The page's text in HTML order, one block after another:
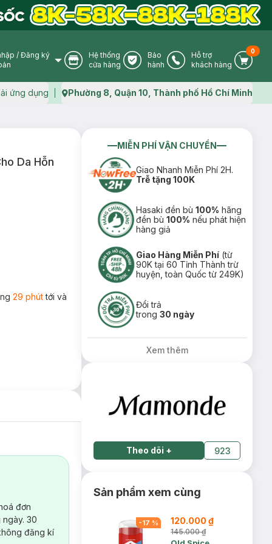
User Icon
/ Đăng ký
Store Icon
Hệ thống
cửa hàng
Warranty Icon
Bảo
hành
Phone Icon
Hỗ trợ
khách hàng
Cart
0
ứng dụng Map icon
Phường 8, Quận 10, Thành phố Hồ Chí Minh
Da Hỗn
29 phúttới và
đơn
30
đăng kí
MIỄN PHÍ VẬN CHUYỂN
Giao Nhanh Miễn Phí 2H.
Trễ tặng 100K
Hasaki đền bù100% hãng
đền bù100% nếu phát hiện
hàng giả
Giao Hàng Miễn Phí (từ
90K tại 60 Tỉnh Thành trừ
huyện, toàn Quốc từ 249K)
Đổi trả
trong30 ngày
Xem thêm
Theo dõi + 923
Sản phẩm xem cùng
-17 % 120.000 ₫
145.000 ₫